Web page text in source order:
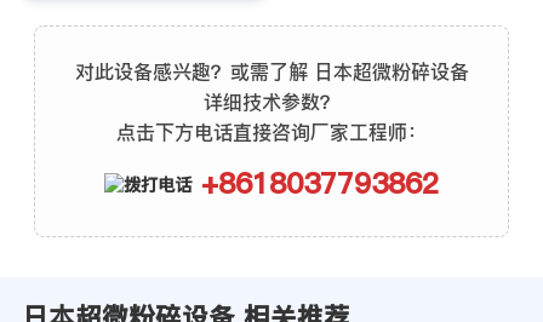
对此设备感兴趣？或需了解 日本超微粉碎设备
详细技术参数？
点击下方电话直接咨询厂家工程师：
+8618037793862